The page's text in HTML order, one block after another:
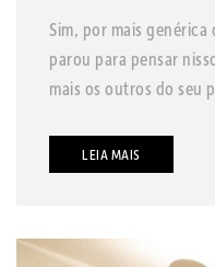
Sim, por mais genérica
parou para pensar
mais os outros do seu
LEIA MAIS